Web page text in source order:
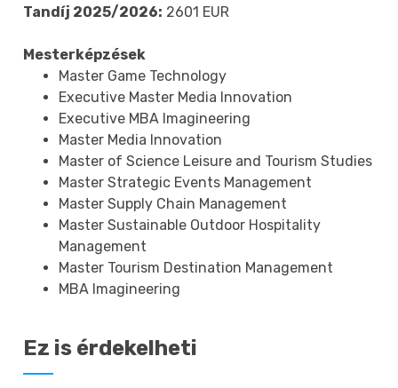
Tandíj 2025/2026: 2601 EUR
Mesterképzések
Master Game Technology
Executive Master Media Innovation
Executive MBA Imagineering
Master Media Innovation
Master of Science Leisure and Tourism Studies
Master Strategic Events Management
Master Supply Chain Management
Master Sustainable Outdoor Hospitality
Management
Master Tourism Destination Management
MBA Imagineering
Ez is érdekelheti